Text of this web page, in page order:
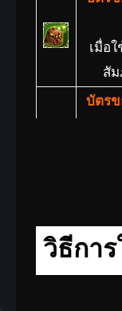
เมื่อ
สั
บัตรข
เมื่อ
สัม
วิธีกา